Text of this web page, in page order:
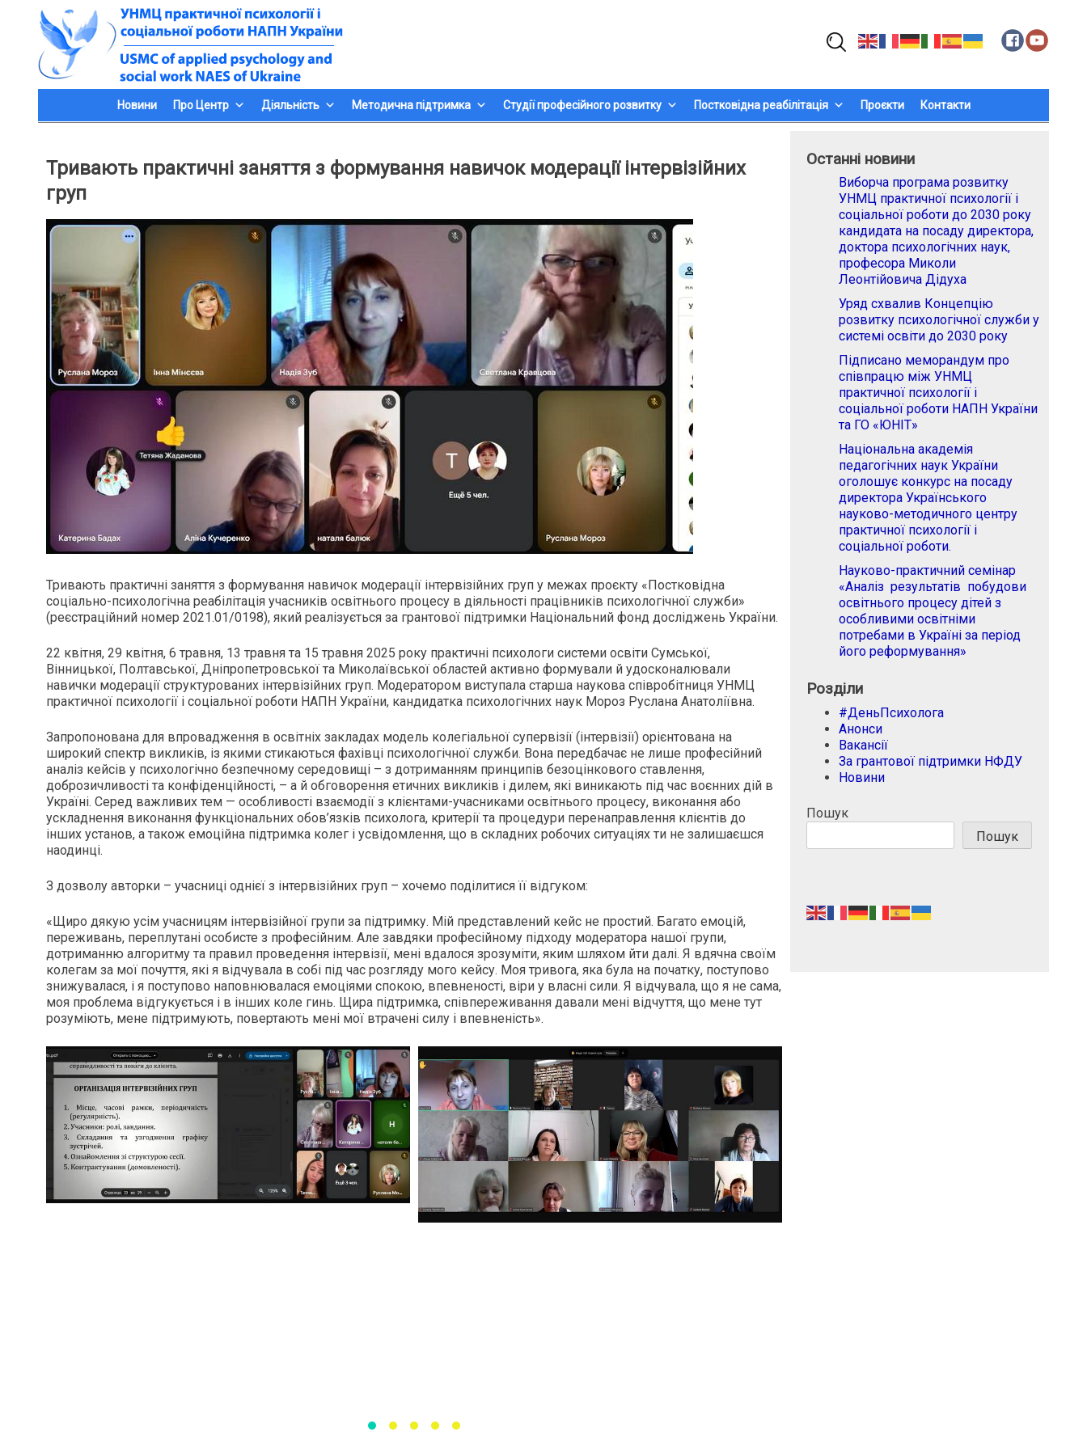
Skip
to
content
Пошук:
Новини Про Центр Діяльність Методична підтримка Студії професійного розвитку Постковідна реабілітація Проєкти Контакти
Тривають практичні заняття з формування навичок модерації інтервізійних
груп
Тривають практичні заняття з формування навичок модерації інтервізійних груп у межах проєкту «Постковідна
соціально-психологічна реабілітація учасників освітнього процесу в діяльності працівників психологічної служби»
(реєстраційний номер 2021.01/0198), який реалізується за грантової підтримки Національний фонд досліджень України.
22 квітня, 29 квітня, 6 травня, 13 травня та 15 травня 2025 року практичні психологи системи освіти Сумської,
Вінницької, Полтавської, Дніпропетровської та Миколаївської областей активно формували й удосконалювали
навички модерації структурованих інтервізійних груп. Модератором виступала старша наукова співробітниця УНМЦ
практичної психології і соціальної роботи НАПН України, кандидатка психологічних наук Мороз Руслана Анатоліївна.
Запропонована для впровадження в освітніх закладах модель колегіальної супервізії (інтервізії) орієнтована на
широкий спектр викликів, із якими стикаються фахівці психологічної служби. Вона передбачає не лише професійний
аналіз кейсів у психологічно безпечному середовищі – з дотриманням принципів безоцінкового ставлення,
доброзичливості та конфіденційності, – а й обговорення етичних викликів і дилем, які виникають під час воєнних дій в
Україні. Серед важливих тем — особливості взаємодії з клієнтами-учасниками освітнього процесу, виконання або
ускладнення виконання функціональних обов’язків психолога, критерії та процедури перенаправлення клієнтів до
інших установ, а також емоційна підтримка колег і усвідомлення, що в складних робочих ситуаціях ти не залишаєшся
наодинці.
З дозволу авторки – учасниці однієї з інтервізійних груп – хочемо поділитися її відгуком:
«Щиро дякую усім учасницям інтервізійної групи за підтримку. Мій представлений кейс не простий. Багато емоцій,
переживань, переплутані особисте з професійним. Але завдяки професійному підходу модератора нашої групи,
дотриманню алгоритму та правил проведення інтервізії, мені вдалося зрозуміти, яким шляхом йти далі. Я вдячна своїм
колегам за мої почуття, які я відчувала в собі під час розгляду мого кейсу. Моя тривога, яка була на початку, поступово
знижувалася, і я поступово наповнювалася емоціями спокою, впевненості, віри у власні сили. Я відчувала, що я не сама,
моя проблема відгукується і в інших коле гинь. Щира підтримка, співпереживання давали мені відчуття, що мене тут
розуміють, мене підтримують, повертають мені мої втрачені силу і впевненість».
Останні новини
Виборча програма розвитку
УНМЦ практичної психології і
соціальної роботи до 2030 року
кандидата на посаду директора,
доктора психологічних наук,
професора Миколи
Леонтійовича Дідуха
Уряд схвалив Концепцію
розвитку психологічної служби у
системі освіти до 2030 року
Підписано меморандум про
співпрацю між УНМЦ
практичної психології і
соціальної роботи НАПН України
та ГО «ЮНІТ»
Національна академія
педагогічних наук України
оголошує конкурс на посаду
директора Українського
науково-методичного центру
практичної психології і
соціальної роботи.
Науково-практичний семінар
«Аналіз результатів побудови
освітнього процесу дітей з
особливими освітніми
потребами в Україні за період
його реформування»
Розділи
#ДеньПсихолога
Анонси
Вакансії
За грантової підтримки НФДУ
Новини
Пошук
Пошук